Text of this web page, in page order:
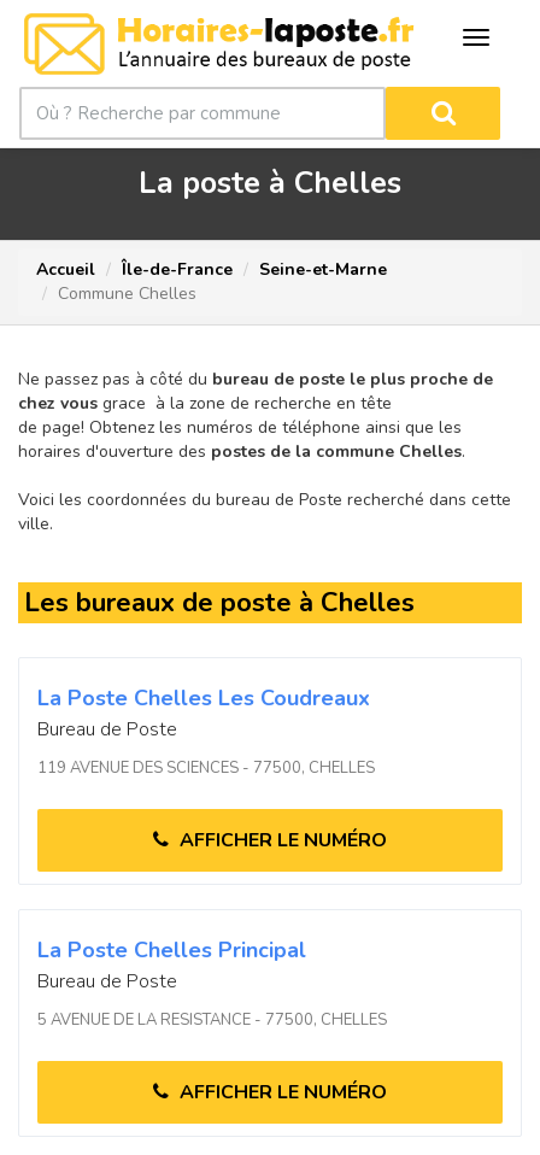
La poste à Chelles
Accueil Île-de-France
Seine-et-Marne
Commune Chelles
Ne passez pas à côté du bureau de poste le plus proche de
chez vous grace à la zone de recherche en tête
de page! Obtenez les numéros de téléphone ainsi que les
horaires d'ouverture des postes de la commune Chelles.
Voici les coordonnées du bureau de Poste recherché dans cette
ville.
Les bureaux de poste à Chelles
La Poste Chelles Les Coudreaux
Bureau de Poste
119 AVENUE DES SCIENCES - 77500, CHELLES
AFFICHER LE NUMÉRO
La Poste Chelles Principal
Bureau de Poste
5 AVENUE DE LA RESISTANCE - 77500, CHELLES
AFFICHER LE NUMÉRO